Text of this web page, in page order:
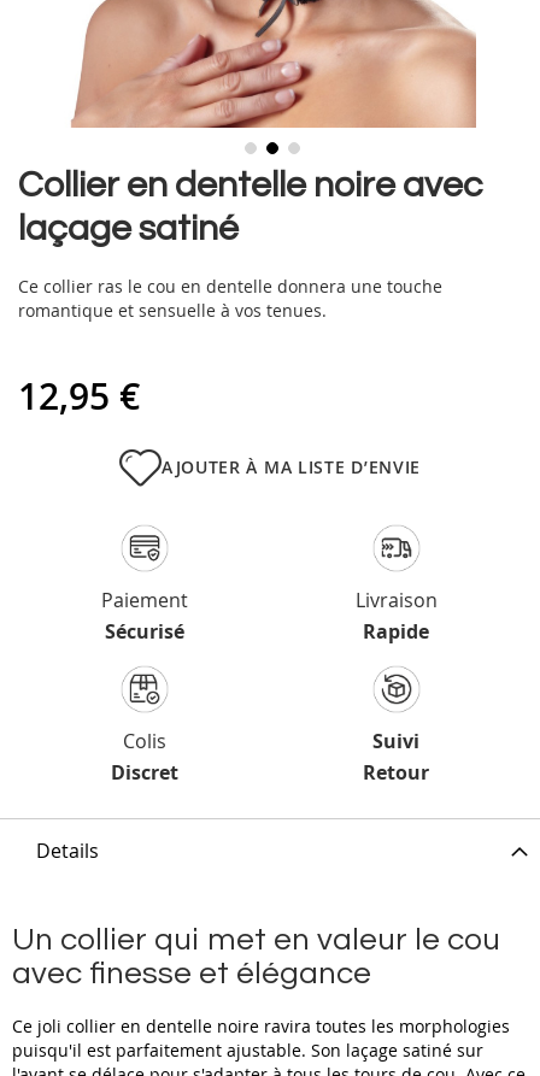
Skip
beginning
the
images
Collier en dentelle noire avec
laçage satiné
Ce collier ras le cou en dentelle donnera une touche
romantique et sensuelle à vos tenues.
12,95 €
AJOUTER À MA LISTE D’ENVIE
Paiement
Sécurisé
Livraison
Rapide
Colis
Discret
Suivi
Retour
Details
Un collier qui met en valeur le cou
avec finesse et élégance
Ce joli collier en dentelle noire ravira toutes les morphologies
puisqu'il est parfaitement ajustable. Son laçage satiné sur